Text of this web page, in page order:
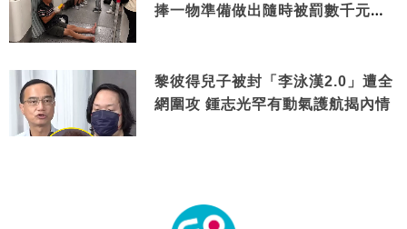
捧一物準備做出隨時被罰數千元舉
黎彼得兒子被封「李泳漢2.0」遭全
網圍攻 鍾志光罕有動氣護航揭內情